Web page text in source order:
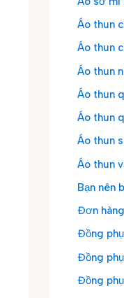
Áo thun
Áo thun
Áo thun
Áo thun
Áo thun
Áo thun
Áo thun
Bạn nên
Đơn
Đồng
Đồng
Đồng